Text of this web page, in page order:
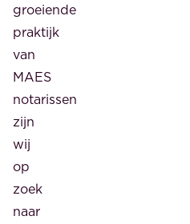
groeiende
praktijk
van
MAES
notarissen
zijn
wij
op
zoek
naar